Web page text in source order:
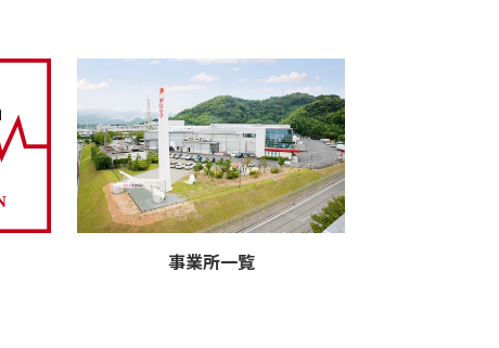
事業所一覧